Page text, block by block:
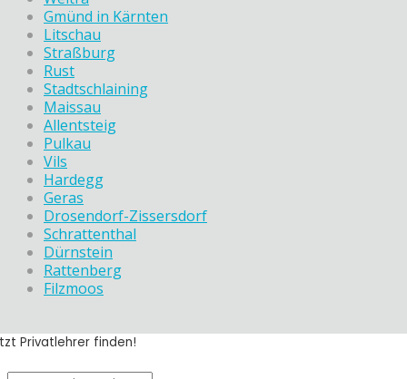
Gmünd in Kärnten
Litschau
Straßburg
Rust
Stadtschlaining
Maissau
Allentsteig
Pulkau
Vils
Hardegg
Geras
Drosendorf-Zissersdorf
Schrattenthal
Dürnstein
Rattenberg
Filzmoos
Privatlehrer finden!